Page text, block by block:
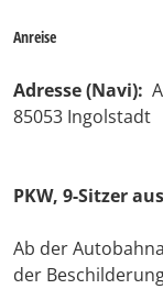
Anreise
Adresse (Navi):
85053 Ingolstadt
PKW, 9-Sitzeraus
Ab der
der